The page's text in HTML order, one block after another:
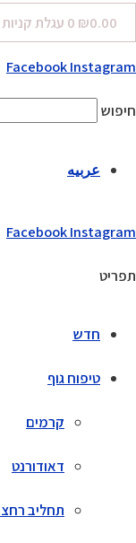
₪0.00
0 עגלת קניות
FacebookInstagram
חיפוש
عربيه
FacebookInstagram
תפריט
חדש
טיפוח גוף
קרמים
דאודורנט
תחליב